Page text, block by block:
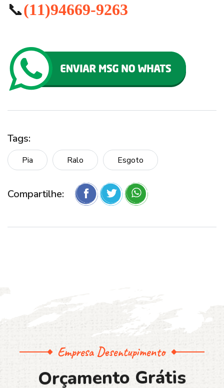
📞(11)94669-9263
Tags:
Pia Ralo Esgoto
Compartilhe:
Empresa Desentupimento
Orçamento Grátis